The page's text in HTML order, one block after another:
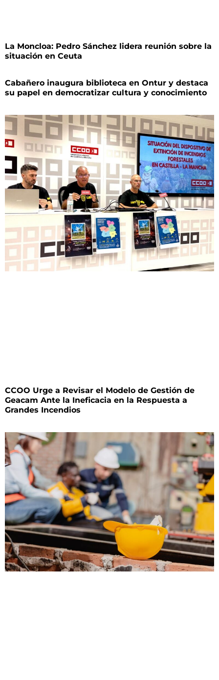
La Moncloa: Pedro Sánchez lidera reunión sobre la
situación en Ceuta
Cabañero inaugura biblioteca en Ontur y destaca
su papel en democratizar cultura y conocimiento
CCOO Urge a Revisar el Modelo de Gestión de
Geacam Ante la Ineficacia en la Respuesta a
Grandes Incendios